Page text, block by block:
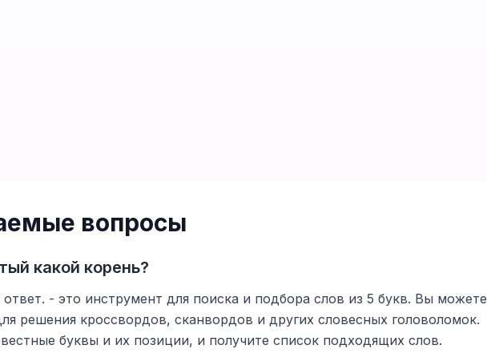
вопросы
какой корень?
- это инструмент для поиска и подбора слов из 5 букв. Вы можете
решения кроссвордов, сканвордов и других словесных головоломок.
буквы и их позиции, и получите список подходящих слов.